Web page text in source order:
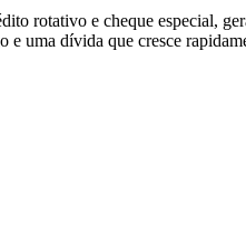
rotativo e cheque especial,
uma dívida que cresce